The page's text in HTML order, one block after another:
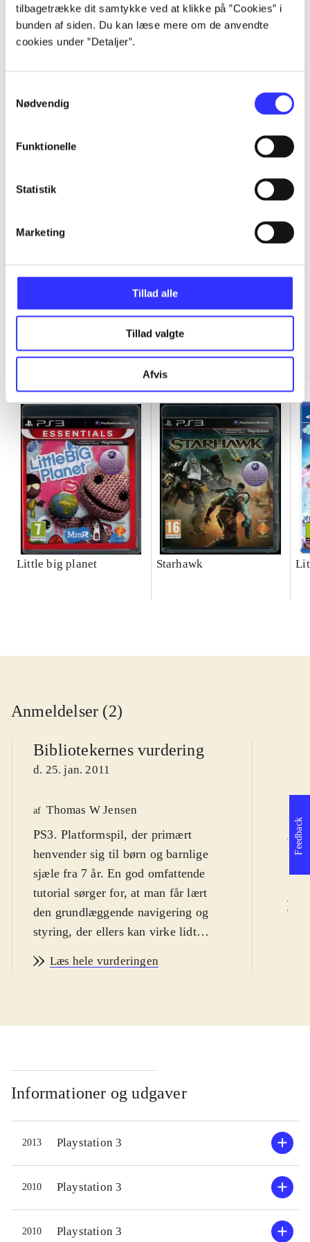
tilbagetrække dit samtykke ved at klikke på ”Cookies” i
bunden af siden. Du kan læse mere om de anvendte
cookies under ”Detaljer”.
Nødvendig
Funktionelle
Statistik
Marketing
Tillad alle
Tillad valgte
Afvis
Alle registrerede artikler fordelt på udgivelser
...
...
...
...
Minder om
Little big planet Starhawk
Anmeldelser (2)
Bibliotekernes vurdering
d. 25. jan. 2011
af Thomas W Jensen
PS3. Platformspil, der primært
henvender sig til børn og barnlige
sjæle fra 7 år. En god omfattende
tutorial sørger for, at man får lært
den grundlæggende navigering og
styring, der ellers kan virke lidt
yngste. Dansk tale i centrale cut-
Little big planet 2 fortsætter, i samme
skal man forcere 50 baner, der alle er
sjove og kunstfærdigt udførte. Hver
bane har deres særkende, fx i form af
våben eller bevægelsesmåde.
Historien i singlespillet er meget
nedtonet. Det altoverskyggende - og
sjoveste - er det enorme online-
Læs hele vurderingen
af
Informationer og udgaver
2013 Playstation 3
2010 Playstation 3
2010 Playstation 3
Feedback